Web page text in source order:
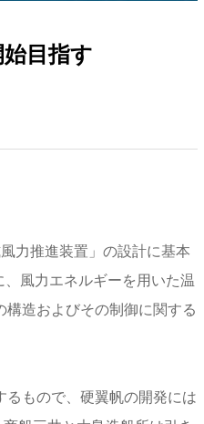
目指す
力推進装置」の設計に基本
風力エネルギーを用いた温
造およびその制御に関する
もので、硬翼帆の開発には